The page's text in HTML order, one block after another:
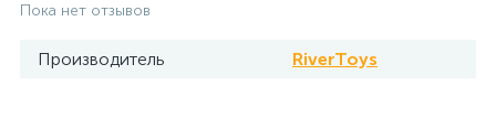
Пока нет отзывов
Производитель RiverToys